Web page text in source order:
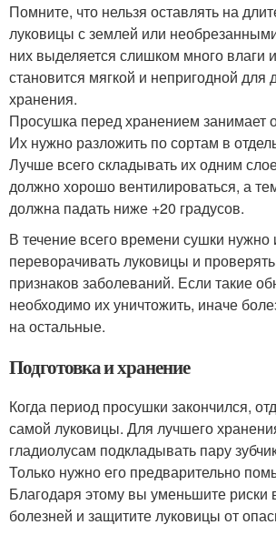
Помните, что нельзя оставлять на
луковицы с землей или
них выделяется слишком много влаги
становится мягкой и непригодной для
хранения.
Просушка перед хранением занимает
Их нужно разложить по сортам в
Лучше всего складывать их одним
должно хорошо вентилироваться, а
должна падать ниже +20 градусов.
В течение всего времени сушки нужно
переворачивать луковицы и
признаков заболеваний. Если такие
необходимо их уничтожить, иначе
на остальные.
Подготовка и хранение
Когда период просушки закончился,
самой луковицы. Для лучшего
гладиолусам подкладывать пару
Только нужно его предварительно
Благодаря этому вы уменьшите риски
болезней и защитите луковицы от